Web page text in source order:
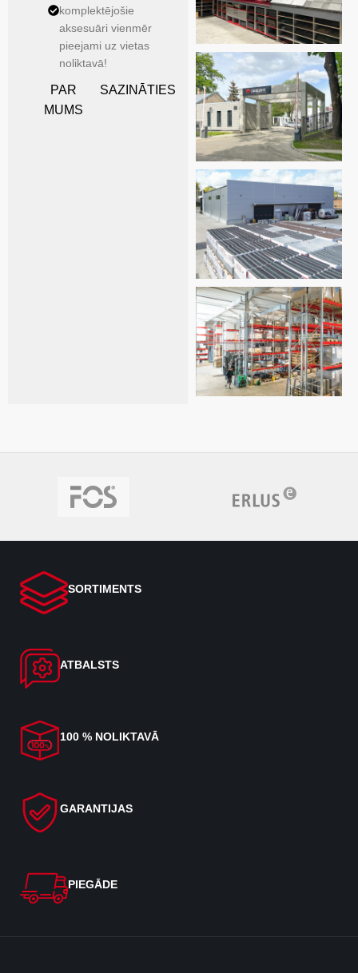
komplektējošie
aksesuāri vienmēr
pieejami uz vietas
noliktavā!
PAR
MUMS
SAZINĀTIES
SORTIMENTS
ATBALSTS
100 % NOLIKTAVĀ
GARANTIJAS
PIEGĀDE